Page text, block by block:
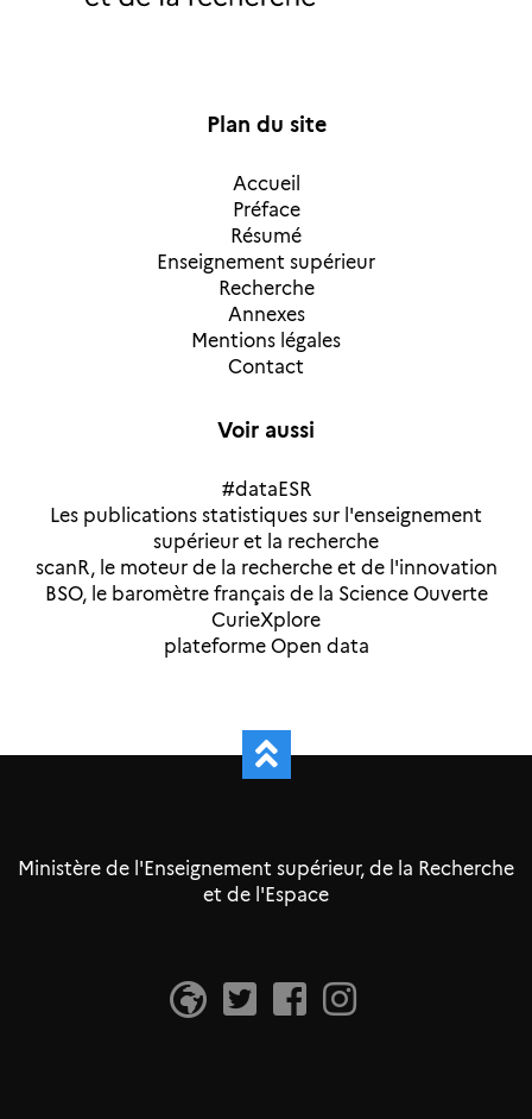
Plan du site
Accueil
Préface
Résumé
Enseignement supérieur
Recherche
Annexes
Mentions légales
Contact
Voir aussi
#dataESR
Les publications statistiques sur l'enseignement
supérieur et la recherche
scanR, le moteur de la recherche et de l'innovation
BSO, le baromètre français de la Science Ouverte
CurieXplore
plateforme Open data
Ministère de l'Enseignement supérieur, de la Recherche
et de l'Espace